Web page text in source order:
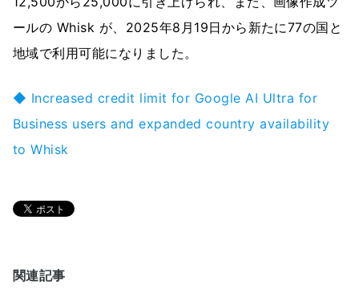
ールの Whisk が、2025年8月19日から新たに77の国と
地域で利用可能になりました。
◆ Increased credit limit for Google AI Ultra for
Business users and expanded country availability
to Whisk
関連記事